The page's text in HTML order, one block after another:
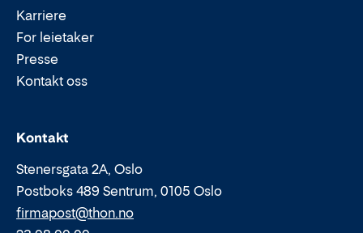
Karriere
For leietaker
Presse
Kontakt oss
Kontakt
Stenersgata 2A, Oslo
Postboks 489 Sentrum, 0105 Oslo
Epost:
firmapost@thon.no
Telefon: